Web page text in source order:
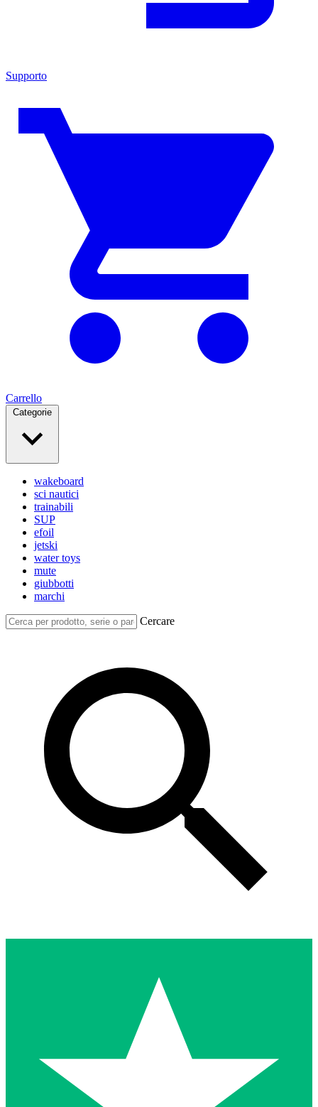
Supporto
Carrello
Categorie
wakeboard
sci nautici
trainabili
SUP
efoil
jetski
water toys
mute
giubbotti
marchi
Cercare